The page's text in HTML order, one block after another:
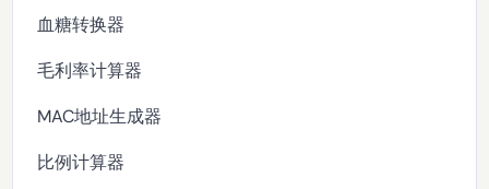
血糖转换器
毛利率计算器
MAC地址生成器
比例计算器